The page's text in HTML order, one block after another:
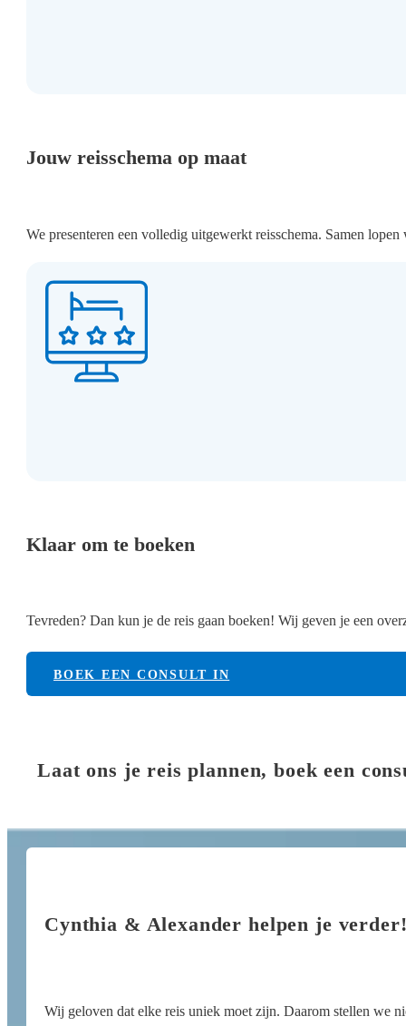
Jouw reisschema op maat
We presenteren een volledig uitgewerkt reisschema. Samen
Klaar om te boeken
Tevreden? Dan kun je de reis gaan boeken! Wij geven je een
BOEK EEN CONSULT IN
Laat ons je reis plannen, boek een
Cynthia & Alexander helpen je
Wij geloven dat elke reis uniek moet zijn. Daarom stellen we